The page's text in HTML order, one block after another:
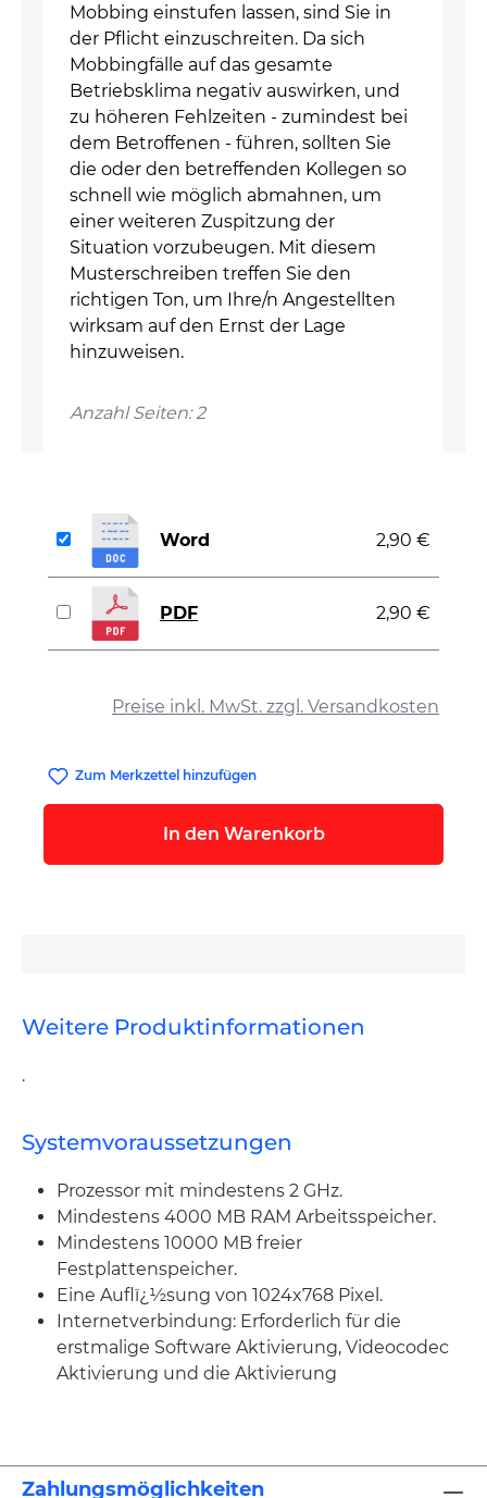
Mobbing einstufen lassen, sind Sie in
der Pflicht einzuschreiten. Da sich
Mobbingfälle auf das gesamte
Betriebsklima negativ auswirken, und
zu höheren Fehlzeiten - zumindest bei
dem Betroffenen - führen, sollten Sie
die oder den betreffenden Kollegen so
schnell wie möglich abmahnen, um
einer weiteren Zuspitzung der
Situation vorzubeugen. Mit diesem
Musterschreiben treffen Sie den
richtigen Ton, um Ihre/n Angestellten
wirksam auf den Ernst der Lage
hinzuweisen.
Anzahl Seiten: 2
Preise inkl. MwSt. zzgl. Versandkosten
Word 2,90 €
PDF 2,90 €
Zum Merkzettel hinzufügen
In den Warenkorb
Weitere Produktinformationen
.
Systemvoraussetzungen
Prozessor mit mindestens 2 GHz.
Mindestens 4000 MB RAM Arbeitsspeicher.
Mindestens 10000 MB freier
Festplattenspeicher.
Eine Auflï¿½sung von 1024x768 Pixel.
Internetverbindung: Erforderlich für die
erstmalige Software Aktivierung, Videocodec
Aktivierung und die Aktivierung
Zahlungsmöglichkeiten